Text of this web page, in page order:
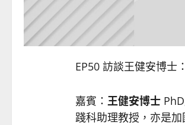
EP50 訪談王健安博士
嘉賓： 王健安博士
踐科助理教授，亦是